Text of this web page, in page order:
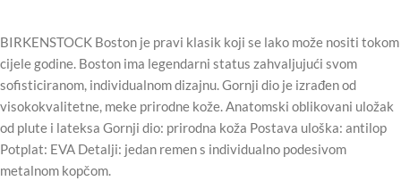
BIRKENSTOCK Boston je pravi klasik koji se lako može nositi tokom
cijele godine. Boston ima legendarni status zahvaljujući svom
sofisticiranom, individualnom dizajnu. Gornji dio je izrađen od
visokokvalitetne, meke prirodne kože. Anatomski oblikovani uložak
od plute i lateksa Gornji dio: prirodna koža Postava uloška: antilop
Potplat: EVA Detalji: jedan remen s individualno podesivom
metalnom kopčom.